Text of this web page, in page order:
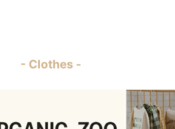
- Clothes -